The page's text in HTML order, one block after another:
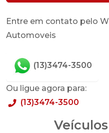
Entre em contato pelo
Automoveis
(13)3474-3500
Ou ligue agora para:
(13)3474-3500